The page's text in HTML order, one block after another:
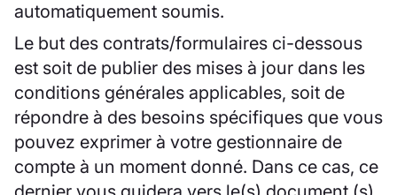
automatiquement soumis.
Le but des contrats/formulaires ci-dessous
est soit de publier des mises à jour dans les
conditions générales applicables, soit de
répondre à des besoins spécifiques que vous
pouvez exprimer à votre gestionnaire de
compte à un moment donné. Dans ce cas, ce